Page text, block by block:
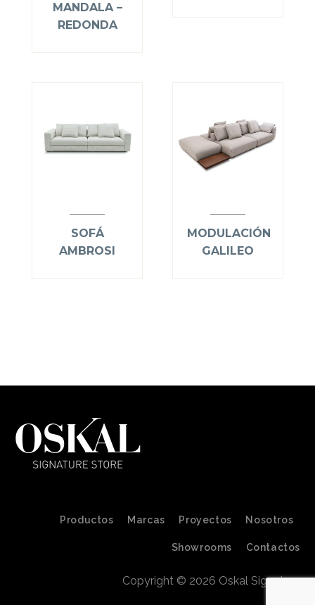
MANDALA –
REDONDA
SOFÁ
AMBROSI
MODULACIÓN
GALILEO
Productos Marcas Proyectos Nosotros
Showrooms Contactos
Copyright © 2026 Oskal Signature